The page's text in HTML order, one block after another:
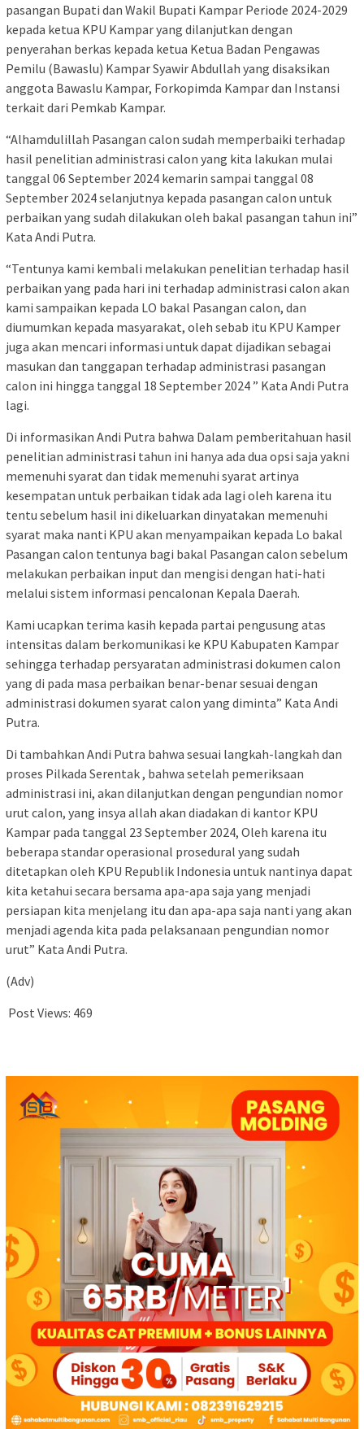
pasangan Bupati dan Wakil Bupati Kampar Periode 2024-2029
kepada ketua KPU Kampar yang dilanjutkan dengan
penyerahan berkas kepada ketua Ketua Badan Pengawas
Pemilu (Bawaslu) Kampar Syawir Abdullah yang disaksikan
anggota Bawaslu Kampar, Forkopimda Kampar dan Instansi
terkait dari Pemkab Kampar.
“Alhamdulillah Pasangan calon sudah memperbaiki terhadap
hasil penelitian administrasi calon yang kita lakukan mulai
tanggal 06 September 2024 kemarin sampai tanggal 08
September 2024 selanjutnya kepada pasangan calon untuk
perbaikan yang sudah dilakukan oleh bakal pasangan tahun ini”
Kata Andi Putra.
“Tentunya kami kembali melakukan penelitian terhadap hasil
perbaikan yang pada hari ini terhadap administrasi calon akan
kami sampaikan kepada LO bakal Pasangan calon, dan
diumumkan kepada masyarakat, oleh sebab itu KPU Kamper
juga akan mencari informasi untuk dapat dijadikan sebagai
masukan dan tanggapan terhadap administrasi pasangan
calon ini hingga tanggal 18 September 2024 ” Kata Andi Putra
lagi.
Di informasikan Andi Putra bahwa Dalam pemberitahuan hasil
penelitian administrasi tahun ini hanya ada dua opsi saja yakni
memenuhi syarat dan tidak memenuhi syarat artinya
kesempatan untuk perbaikan tidak ada lagi oleh karena itu
tentu sebelum hasil ini dikeluarkan dinyatakan memenuhi
syarat maka nanti KPU akan menyampaikan kepada Lo bakal
Pasangan calon tentunya bagi bakal Pasangan calon sebelum
melakukan perbaikan input dan mengisi dengan hati-hati
melalui sistem informasi pencalonan Kepala Daerah.
Kami ucapkan terima kasih kepada partai pengusung atas
intensitas dalam berkomunikasi ke KPU Kabupaten Kampar
sehingga terhadap persyaratan administrasi dokumen calon
yang di pada masa perbaikan benar-benar sesuai dengan
administrasi dokumen syarat calon yang diminta” Kata Andi
Putra.
Di tambahkan Andi Putra bahwa sesuai langkah-langkah dan
proses Pilkada Serentak , bahwa setelah pemeriksaan
administrasi ini, akan dilanjutkan dengan pengundian nomor
urut calon, yang insya allah akan diadakan di kantor KPU
Kampar pada tanggal 23 September 2024, Oleh karena itu
beberapa standar operasional prosedural yang sudah
ditetapkan oleh KPU Republik Indonesia untuk nantinya dapat
kita ketahui secara bersama apa-apa saja yang menjadi
persiapan kita menjelang itu dan apa-apa saja nanti yang akan
menjadi agenda kita pada pelaksanaan pengundian nomor
urut” Kata Andi Putra.
(Adv)
Post Views: 469